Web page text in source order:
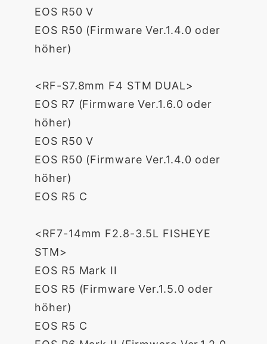
EOS R50 V
EOS R50 (Firmware Ver.1.4.0 oder
höher)
<RF-S7.8mm F4 STM DUAL>
EOS R7 (Firmware Ver.1.6.0 oder
höher)
EOS R50 V
EOS R50 (Firmware Ver.1.4.0 oder
höher)
EOS R5 C
<RF7-14mm F2.8-3.5L FISHEYE
STM>
EOS R5 Mark II
EOS R5 (Firmware Ver.1.5.0 oder
höher)
EOS R5 C